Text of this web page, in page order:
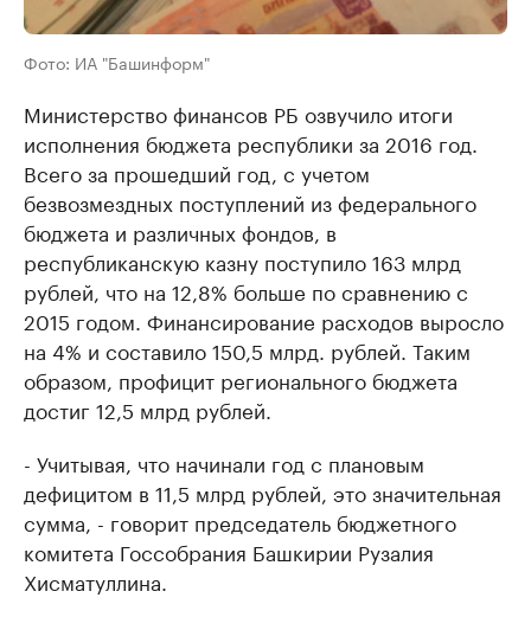
Фото: ИА "Башинформ"
Министерство финансов РБ озвучило итоги
исполнения бюджета республики за 2016 год.
Всего за прошедший год, с учетом
безвозмездных поступлений из федерального
бюджета и различных фондов, в
республиканскую казну поступило 163 млрд
рублей, что на 12,8% больше по сравнению с
2015 годом. Финансирование расходов выросло
на 4% и составило 150,5 млрд. рублей. Таким
образом, профицит регионального бюджета
достиг 12,5 млрд рублей.
- Учитывая, что начинали год с плановым
дефицитом в 11,5 млрд рублей, это значительная
сумма, - говорит председатель бюджетного
комитета Госсобрания Башкирии Рузалия
Хисматуллина.